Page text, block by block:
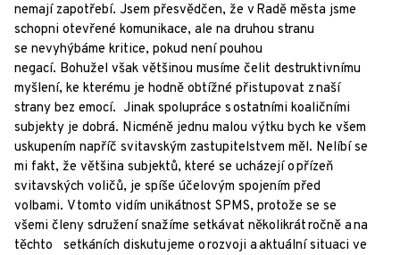
nemají zapotřebí. Jsem přesvědčen, že v Radě města jsme
schopni otevřené komunikace, ale na druhou stranu
se nevyhýbáme kritice, pokud není pouhou
negací. Bohužel však většinou musíme čelit destruktivnímu
myšlení, ke kterému je hodně obtížné přistupovat z naší
strany bez emocí. Jinak spolupráce s ostatními koaličními
subjekty je dobrá. Nicméně jednu malou výtku bych ke všem
uskupením napříč svitavským zastupitelstvem měl. Nelíbí se
mi fakt, že většina subjektů, které se ucházejí o přízeň
svitavských voličů, je spíše účelovým spojením před
volbami. V tomto vidím unikátnost SPMS, protože se se
všemi členy sdružení snažíme setkávat několikrát ročně a na
těchto setkáních diskutujeme o rozvoji a aktuální situaci ve